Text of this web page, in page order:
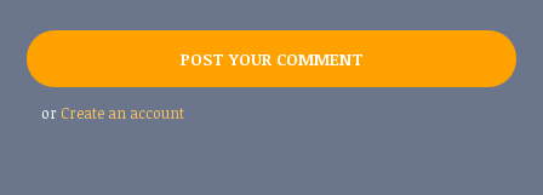
or Create an account